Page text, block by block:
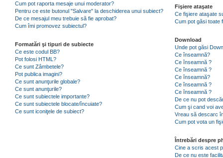
Cum pot raporta mesaje unui moderator?
Pentru ce este butonul "Salvare" la deschiderea unui subiect?
De ce mesajul meu trebuie să fie aprobat?
Cum îmi promovez subiectul?
Formatări şi tipuri de subiecte
Ce este codul BB?
Pot folosi HTML?
Ce sunt Zâmbetele?
Pot publica imagini?
Ce sunt anunţurile globale?
Ce sunt anunţurile?
Ce sunt subiectele importante?
Ce sunt subiectele blocate/încuiate?
Ce sunt iconiţele de subiect?
Fişiere ataşate
Ce fişiere ataşate
Cum pot găsi toate
Download
Unde pot găsi
Ce înseamnă?
Ce înseamnă ?
Ce înseamnă ?
Ce înseamnă?
Ce înseamnă ?
Ce înseamnă ?
De ce nu pot
Cum şi cand voi
Vreau să descarc
Cum pot vota un
Întrebări despre
Cine a scris acest
De ce nu este